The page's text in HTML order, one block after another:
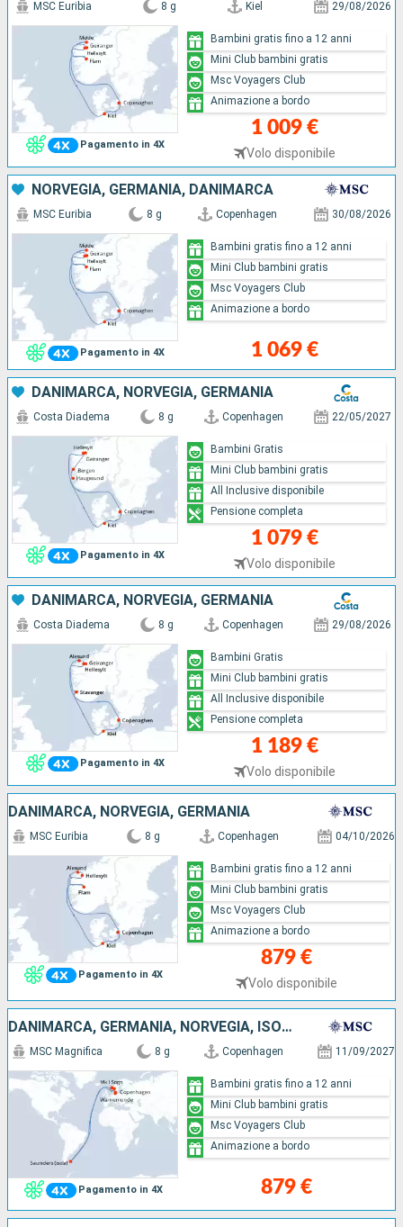
Pagamento in 4X
MSC Euribia 8 g Kiel 29/08/2026
1 009 €
Volo disponibile
Bambini gratis fino a 12 anni
Mini Club bambini gratis
Msc Voyagers Club
Animazione a bordo
NORVEGIA, GERMANIA, DANIMARCA
Pagamento in 4X
MSC Euribia 8 g Copenhagen 30/08/2026
1 069 €
Bambini gratis fino a 12 anni
Mini Club bambini gratis
Msc Voyagers Club
Animazione a bordo
DANIMARCA, NORVEGIA, GERMANIA
Pagamento in 4X
Costa Diadema 8 g Copenhagen 22/05/2027
1 079 €
Volo disponibile
Bambini Gratis
Mini Club bambini gratis
All Inclusive disponibile
Pensione completa
DANIMARCA, NORVEGIA, GERMANIA
Pagamento in 4X
Costa Diadema 8 g Copenhagen 29/08/2026
1 189 €
Volo disponibile
Bambini Gratis
Mini Club bambini gratis
All Inclusive disponibile
Pensione completa
DANIMARCA, NORVEGIA, GERMANIA
Pagamento in 4X
MSC Euribia 8 g Copenhagen 04/10/2026
879 €
Volo disponibile
Bambini gratis fino a 12 anni
Mini Club bambini gratis
Msc Voyagers Club
Animazione a bordo
DANIMARCA, GERMANIA, NORVEGIA, ISOLE MALVINE
Pagamento in 4X
MSC Magnifica 8 g Copenhagen 11/09/2027
879 €
Bambini gratis fino a 12 anni
Mini Club bambini gratis
Msc Voyagers Club
Animazione a bordo